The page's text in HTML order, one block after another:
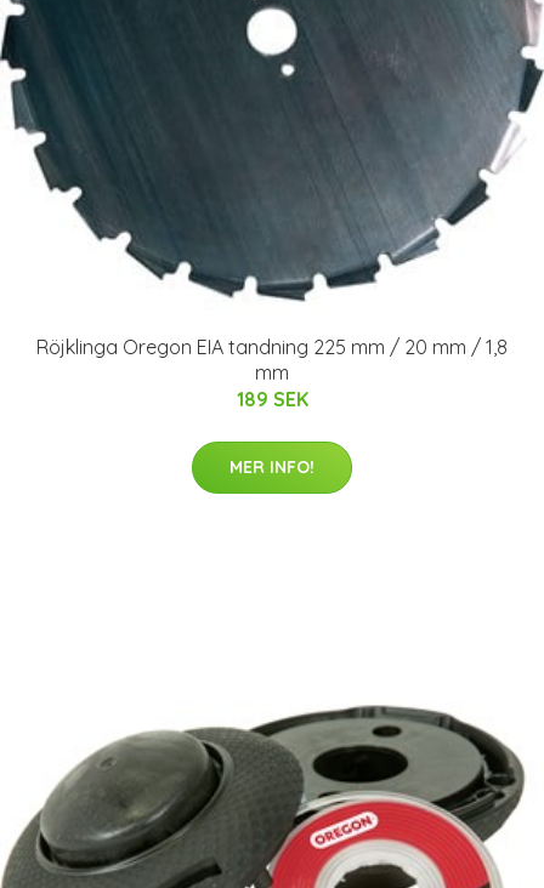
Röjklinga Oregon EIA tandning 225 mm / 20 mm / 1,8
mm
189 SEK
MER INFO!